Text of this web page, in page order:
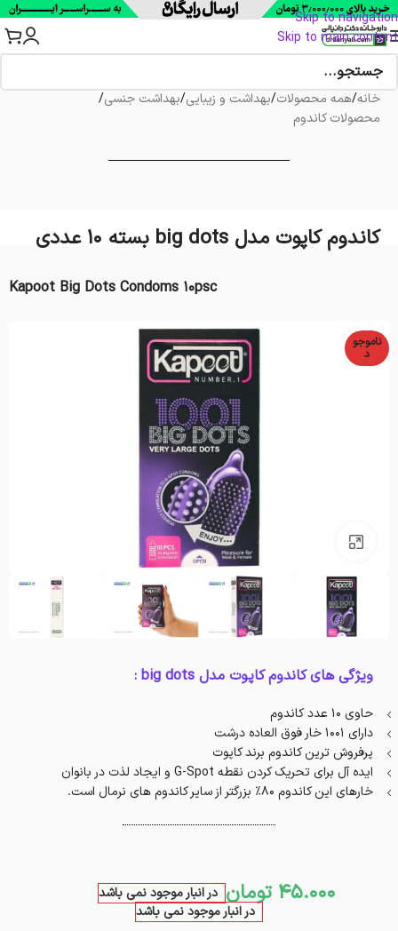
Skip to navigation
Skip to main content
خانه/همه محصولات/بهداشت و زیبایی/بهداشت جنسی/
محصولات کاندوم
کاندوم کاپوت مدل big dots بسته 10 عددی
Kapoot Big Dots Condoms 10psc
ناموجو
د
بزرگنمایی تصویر
ویژگی های کاندوم کاپوت مدل big dots :
حاوی 10 عدد کاندوم
دارای 1001 خار فوق العاده درشت
پرفروش ترین کاندوم برند کاپوت
ایده آل برای تحریک کردن نقطه G-Spot و ایجاد لذت در بانوان
خارهای این کاندوم 80% بزرگتر از سایر کاندوم های نرمال است.
45.000 تومان در انبار موجود نمی باشد
در انبار موجود نمی باشد